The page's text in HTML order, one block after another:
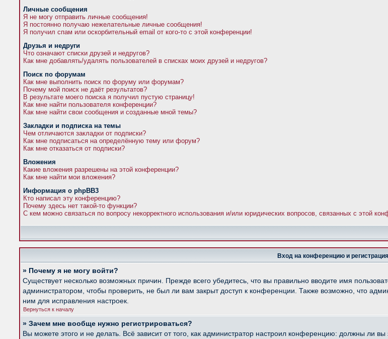
Личные сообщения
Я не могу отправить личные сообщения!
Я постоянно получаю нежелательные личные сообщения!
Я получил спам или оскорбительный email от кого-то с этой конференции!
Друзья и недруги
Что означают списки друзей и недругов?
Как мне добавлять/удалять пользователей в списках моих друзей и недругов?
Поиск по форумам
Как мне выполнить поиск по форуму или форумам?
Почему мой поиск не даёт результатов?
В результате моего поиска я получил пустую страницу!
Как мне найти пользователя конференции?
Как мне найти свои сообщения и созданные мной темы?
Закладки и подписка на темы
Чем отличаются закладки от подписки?
Как мне подписаться на определённую тему или форум?
Как мне отказаться от подписки?
Вложения
Какие вложения разрешены на этой конференции?
Как мне найти мои вложения?
Информация о phpBB3
Кто написал эту конференцию?
Почему здесь нет такой-то функции?
С кем можно связаться по вопросу некорректного использования и/или юридических вопросов, связанных с этой
Вход на конференцию и регистрация
» Почему я не могу войти?
Существует несколько возможных причин. Прежде всего убедитесь, что вы правильно вводите имя
администратором, чтобы проверить, не был ли вам закрыт доступ к конференции. Также возможно, что
ним для исправления настроек.
Вернуться к началу
» Зачем мне вообще нужно регистрироваться?
Вы можете этого и не делать. Всё зависит от того, как администратор настроил конференцию: должны ли